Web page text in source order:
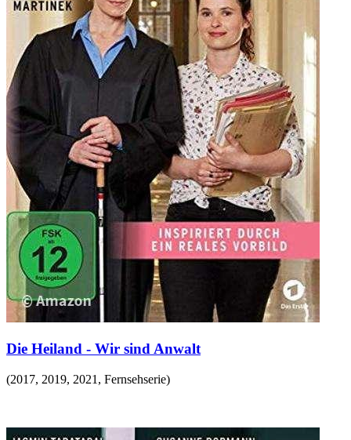
Die Heiland - Wir sind Anwalt
(2017, 2019, 2021 , Fernsehserie)